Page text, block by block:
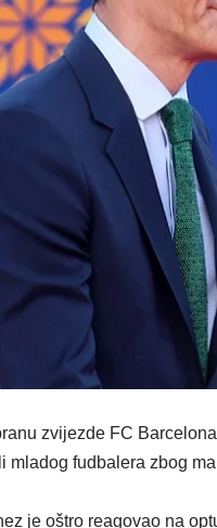
zvijezde FC
fudbalera zbog
je oštro reagovao na